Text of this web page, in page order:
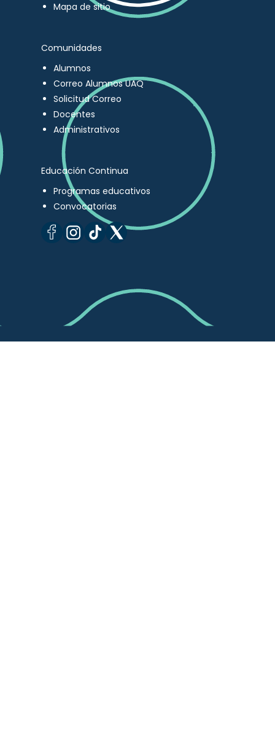
Mapa de sitio
Comunidades
Alumnos
Correo Alumnos UAQ
Solicitud Correo
Docentes
Administrativos
Educación Continua
Programas educativos
Convocatorias